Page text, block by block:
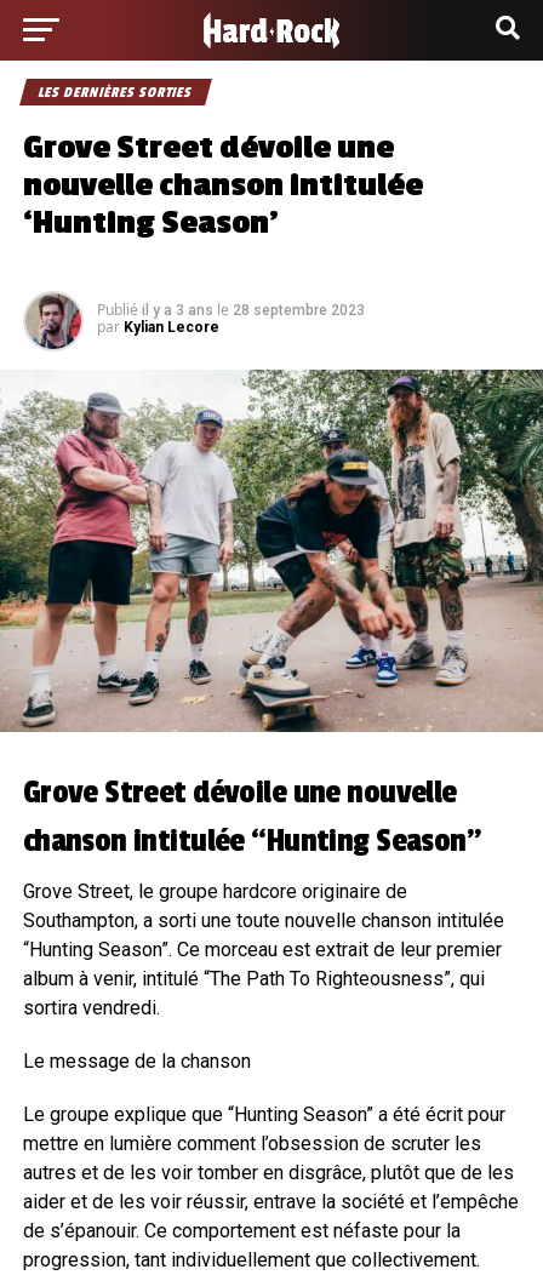
LES DERNIÈRES SORTIES
Grove Street dévoile une
nouvelle chanson intitulée
‘Hunting Season’
Publié il y a 3 ans le 28 septembre 2023
par Kylian Lecore
Grove Street dévoile une nouvelle
chanson intitulée “Hunting Season”
Grove Street, le groupe hardcore originaire de
Southampton, a sorti une toute nouvelle chanson intitulée
“Hunting Season”. Ce morceau est extrait de leur premier
album à venir, intitulé “The Path To Righteousness”, qui
sortira vendredi.
Le message de la chanson
Le groupe explique que “Hunting Season” a été écrit pour
mettre en lumière comment l’obsession de scruter les
autres et de les voir tomber en disgrâce, plutôt que de les
aider et de les voir réussir, entrave la société et l’empêche
de s’épanouir. Ce comportement est néfaste pour la
progression, tant individuellement que collectivement.